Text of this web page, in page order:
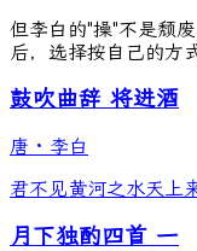
但李白的"操"不是颓
后，选择按自己的方
鼓吹曲辞 将进酒
唐 · 李白
君不见黄河之水天上
月下独酌四首 一